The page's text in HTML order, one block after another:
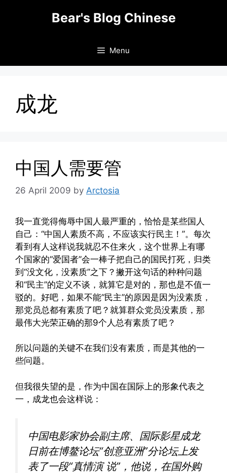
Bear's Blog Chinese
Menu
成龙
中国人需要管
26 April 2009 by Arctosia
我一直觉得侮辱中国人最严重的，恰恰是某些国人
自己：“中国人素质不高，不应该实行民主！”。每次
看到有人这样说我就忍不住来火，这个世界上有哪
个国家的“爱国者”会一棒子把自己的国民打死，归类
到“没文化，没素质”之下？撇开这句话的种种问题
和“民主”的定义不谈，就算它是对的，那也是不值一
驳的。好吧，如果不能“民主”的原因是因为没素质，
那党员总都有素质了吧？就算群众党员没素质，那
最伟大光荣正确的那9个人总有素质了吧？
所以问题的关键不在我们没有素质，而是其他的一
些问题。
但我很失望的是，作为中国在国际上的形象代表之
一，成龙也会这样说：
中国电影家协会副主席、国际影星成龙
日前在博鳌论坛“创意亚洲”分论坛上发
表了一段“真情演 说”，他说，在国外购